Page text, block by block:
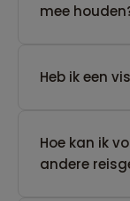
mee
Heb ik een
Hoe kan ik
andere